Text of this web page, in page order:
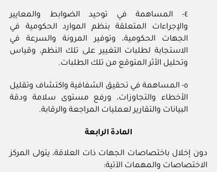
٤- المساهمة في توحيد الضوابط والمعايير
والإجراءات المتعلقة بنظم الموارد الحكومية في
الجهات الحكومية، وتوفير المرونة والسرعة في
الاستجابة لطلبات التغيير على تلك النظم، وقياس
وتحليل الأثر المتوقع من تلك الطلبات.
٥- المساهمة في تحقيق الشفافية واكتشاف وتقليل
الأخطاء والتجاوزات، ورفع مستوى سلامة ودقة
البيانات والتقارير لعمليات المراجعة والرقابة.
المادة الرابعة
دون إخلال باختصاصات الجهات ذات العلاقة، يتولى المركز
الاختصاصات والمهمات الآتية: